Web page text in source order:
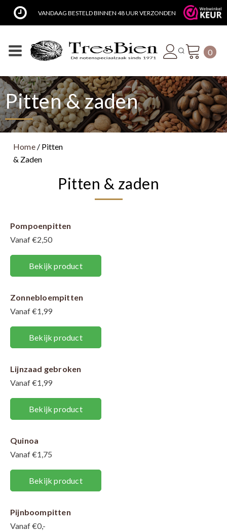
VANDAAG BESTELD BINNEN 48 UUR VERZONDEN
0
Pitten & zaden
Home/ Pitten
& Zaden
Pitten & zaden
Pompoenpitten
Vanaf €2,50
Bekijk product
Zonnebloempitten
Vanaf €1,99
Bekijk product
Lijnzaad gebroken
Vanaf €1,99
Bekijk product
Quinoa
Vanaf €1,75
Bekijk product
Pijnboompitten
Vanaf €0,-